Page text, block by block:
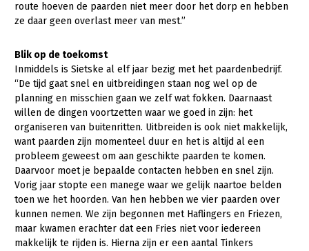
route hoeven de paarden niet meer door het dorp en hebben
ze daar geen overlast meer van mest.”
Blik op de toekomst
Inmiddels is Sietske al elf jaar bezig met het paardenbedrijf.
“De tijd gaat snel en uitbreidingen staan nog wel op de
planning en misschien gaan we zelf wat fokken. Daarnaast
willen de dingen voortzetten waar we goed in zijn: het
organiseren van buitenritten. Uitbreiden is ook niet makkelijk,
want paarden zijn momenteel duur en het is altijd al een
probleem geweest om aan geschikte paarden te komen.
Daarvoor moet je bepaalde contacten hebben en snel zijn.
Vorig jaar stopte een manege waar we gelijk naartoe belden
toen we het hoorden. Van hen hebben we vier paarden over
kunnen nemen. We zijn begonnen met Haflingers en Friezen,
maar kwamen erachter dat een Fries niet voor iedereen
makkelijk te rijden is. Hierna zijn er een aantal Tinkers